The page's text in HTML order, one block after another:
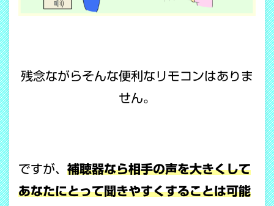
残念ながらそんな便利なリモコンはありま
せん。
ですが、 補聴器なら相手の声を大きくして
あなたにとって聞きやすくすることは可能